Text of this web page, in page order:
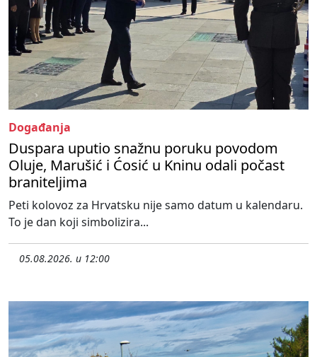
Događanja
Duspara uputio snažnu poruku povodom
Oluje, Marušić i Ćosić u Kninu odali počast
braniteljima
Peti kolovoz za Hrvatsku nije samo datum u kalendaru.
To je dan koji simbolizira...
05.08.2026. u 12:00